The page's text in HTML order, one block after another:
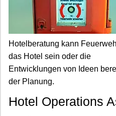
Hotelberatung kann
das Hotel sein oder die
Entwicklungen von Ideen
der Planung.
Hotel Operations